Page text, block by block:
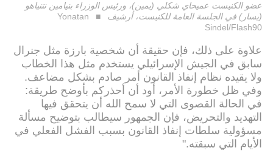
عضو الكنيست عميحاي شكلي (يمين)، ورئيس الوزراء بنيامين نتنياهو
(يسار) في الجلسة العامة للكنيست، أرشيف
Yonatan
Sindel/Flash90
علاوة على ذلك، فإن حقيقة أن شخصية بارزة مثل جنرال
سابق في الجيش الإسرائيلي يستخدم مثل هذا الخطاب
ولا يقيده نظام إنفاذ القانون أمر صادم بشكل مضاعف.
وفي ظل خطورة الأمر، أود أن أحذركم بأوضح طريقة:
في الحالة القصوى التي لا سمح الله أن يتحقق فيها
التهديد والتحريض، فإن الجمهور سيطالب بتوضيح مسألة
مسؤولية سلطات إنفاذ القانون بسبب الفشل الفعلي في
الأيام التي سبقته."